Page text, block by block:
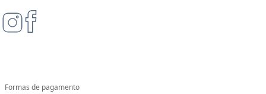
Formas de pagamento